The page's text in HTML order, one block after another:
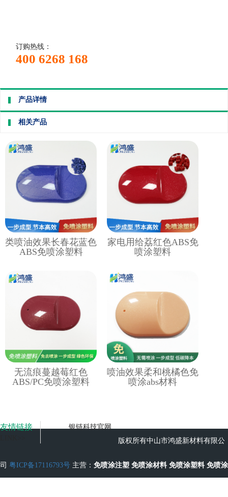
订购热线：
400 6268 168
产品详情
相关产品
类喷油效果长春花蓝色
ABS免喷涂塑料
家电用给荔红色ABS免
喷涂塑料
无流痕蔓越莓红色
ABS/PC免喷涂塑料
喷油效果柔和桃橘色免
喷涂abs材料
友情链接
银链科技官网
版权所有中山市鸿盛新材料有限公
司 粤ICP备17116793号 主营： 免喷涂注塑 免喷涂材料 免喷涂塑料 免喷涂